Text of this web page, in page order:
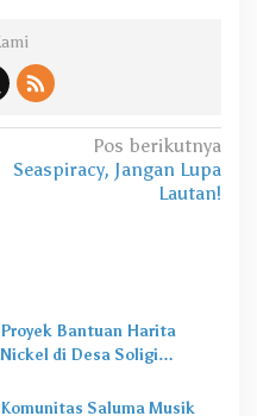
Pos berikutnya
Seaspiracy, Jangan Lupa
Lautan!
Proyek Bantuan Harita
Nickel di Desa Soligi
Komunitas Saluma Musik